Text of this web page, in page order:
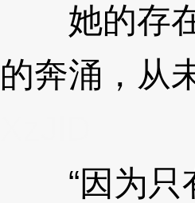
她的存在
的奔涌，从
“因为只